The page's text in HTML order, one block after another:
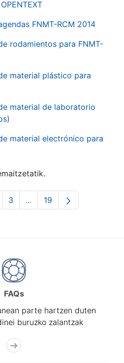
FNMT-RCM 2014
rodamientos para FNMT-
material plástico para
material de laboratorio
material electrónico para
Orrialdea
3 ...Intermediate Pages Use
Orrialdea
19
FAQs
parte hartzen duten
buruzko zalantzak